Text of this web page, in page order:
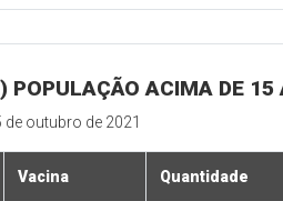
POPULAÇÃO ACIMA DE 15
de outubro de 2021
Vacina Quantidade